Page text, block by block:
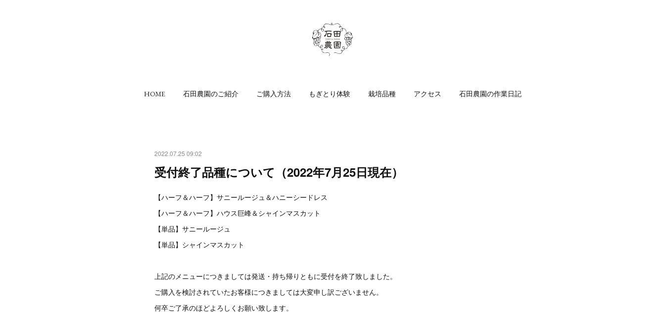
HOME 石田農園のご紹介 ご購入方法 もぎとり体験 栽培品種 アクセス 石田農園の作業日記
2022.07.25 09:02
受付終了品種について（2022年7月25日現在）
【ハーフ＆ハーフ】サニールージュ＆ハニーシードレス
【ハーフ＆ハーフ】ハウス巨峰＆シャインマスカット
【単品】サニールージュ
【単品】シャインマスカット
上記のメニューにつきましては発送・持ち帰りともに受付を終了致しました。
ご購入を検討されていたお客様につきましては大変申し訳ございません。
何卒ご了承のほどよろしくお願い致します。